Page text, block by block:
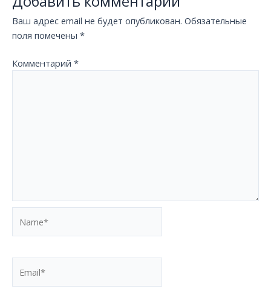
Ваш адрес email не будет опубликован. Обязательные
поля помечены *
Комментарий *